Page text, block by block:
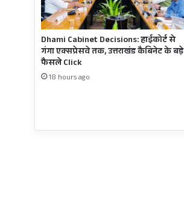
Dhami Cabinet Decisions: हाईकोर्ट से
गंगा एक्सप्रेसवे तक, उत्तराखंड कैबिनेट के बड़े
फैसले Click
18 hours ago